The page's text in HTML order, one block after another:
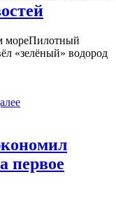
мореПилотный
«зелёный» водород
первое